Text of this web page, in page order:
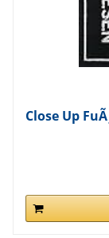
Close Up